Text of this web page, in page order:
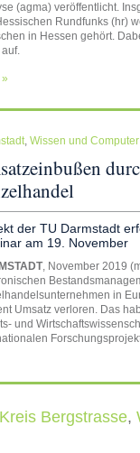
(agma) veröffentlicht.
Rundfunks (hr)
in Hessen gehört.
, Wissen und Computer
der TU Darmstadt
am 19. November
, November 2019
in
Umsatz verloren. Das
und
Kreis Bergstrasse,